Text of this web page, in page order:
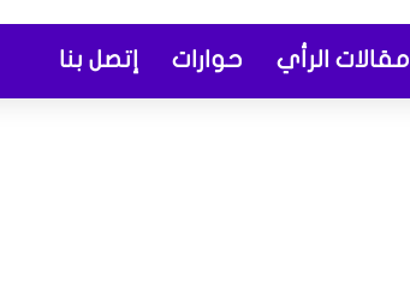
مقالات الرأي حوارات إتصل بنا